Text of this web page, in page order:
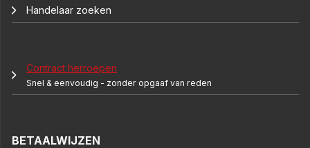
Handelaar zoeken
Contract herroepen
Snel & eenvoudig - zonder opgaaf van reden
BETAALWIJZEN